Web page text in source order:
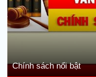
Chính sách nổi bật